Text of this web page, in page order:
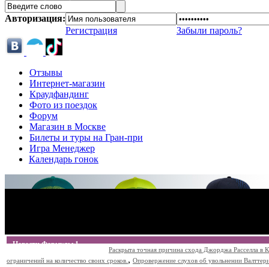
Авторизация:
Регистрация
Забыли пароль?
Отзывы
Интернет-магазин
Краудфандинг
Фото из поездок
Форум
Магазин в Москве
Билеты и туры на Гран-при
Игра Менеджер
Календарь гонок
Новости Формулы 1
Раскрыта точная причина схода Джорджа Расселла в
ограничений на количество своих сроков. , Опровержение слухов об увольнении